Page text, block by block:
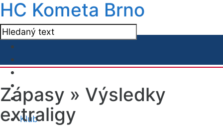
HC Kometa Brno
Klub
Zápasy » Výsledky
extraligy